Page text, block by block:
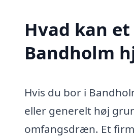
Hvad kan
Bandholm
Hvis du bor i
eller generelt høj
omfangsdræn. Et